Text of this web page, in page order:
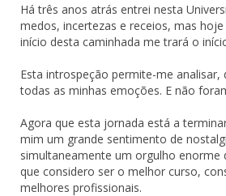
Há três anos atrás entrei nesta
medos, incertezas e receios, mas
início desta caminhada me trará o
Esta introspeção permite-me analisar,
todas as minhas emoções. E não
Agora que esta jornada está a
mim um grande sentimento de
simultaneamente um orgulho enorme
que considero ser o melhor curso,
melhores profissionais.